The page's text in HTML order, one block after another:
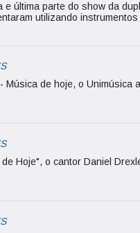
última parte do show da
utilizando
de hoje, o Unimúsica
Hoje", o cantor Daniel